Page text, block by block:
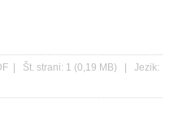
| Št. strani: 1 (0,19 MB) | Jezik: